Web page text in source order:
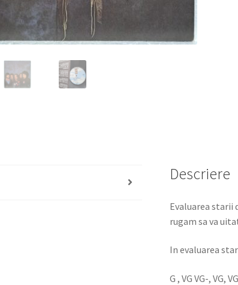
Descriere
Evaluarea starii
rugam sa va
In evaluarea
G , VG VG-, VG,